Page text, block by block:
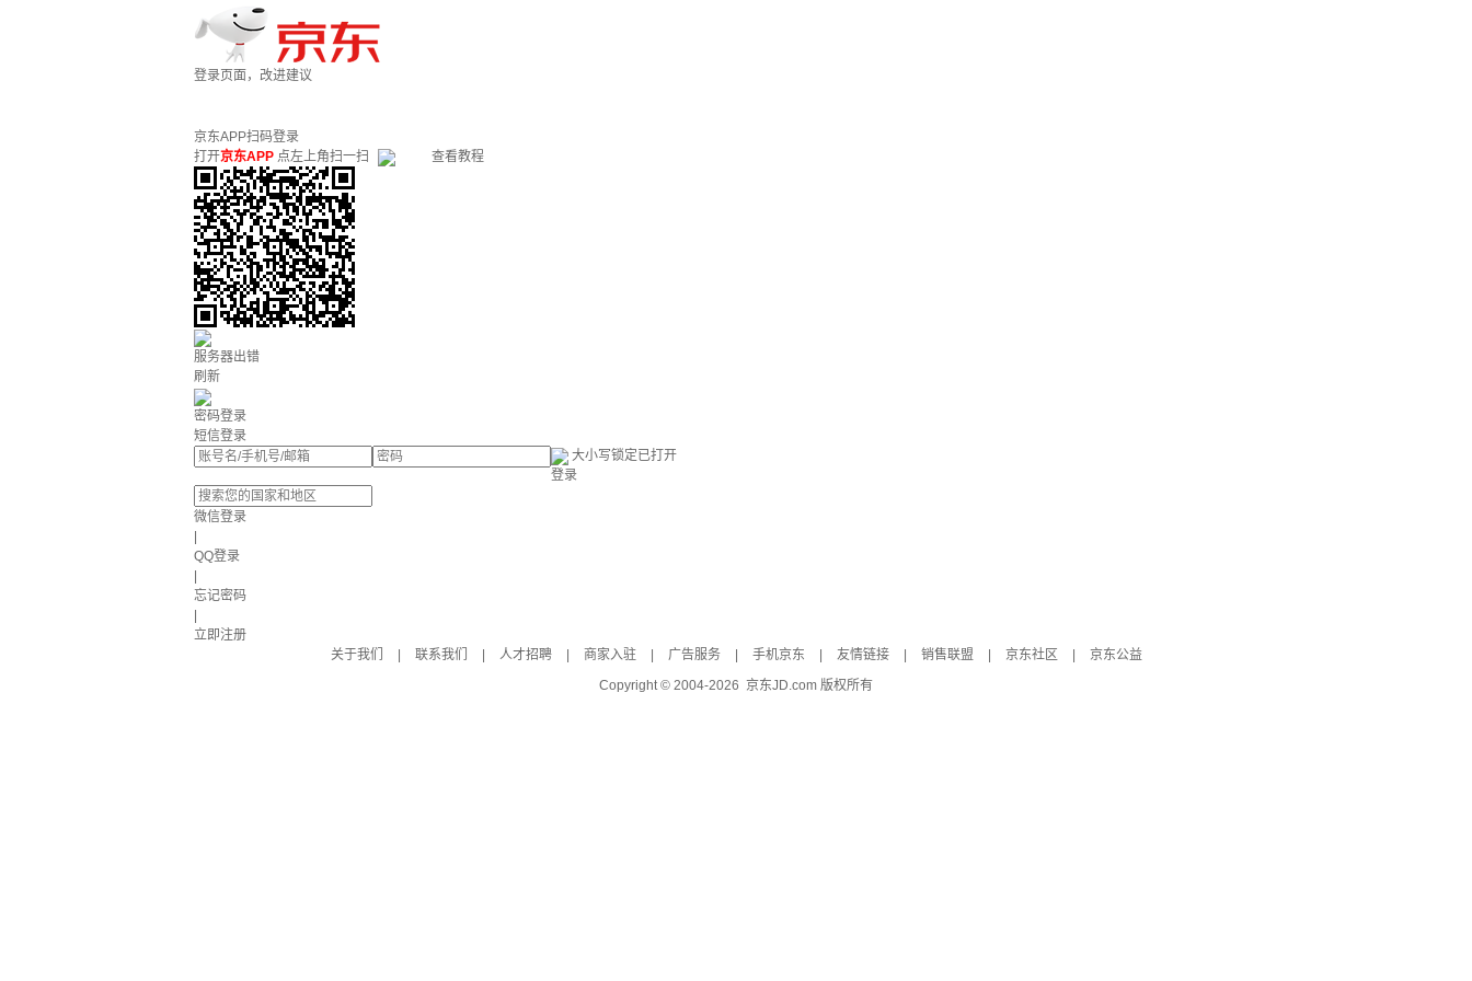
登录页面，改进建议
京东APP扫码登录
打开京东APP 点左上角扫一扫 查看教程
服务器出错
刷新
密码登录
短信登录
大小写锁定已打开
登录
微信登录
QQ登录
忘记密码
立即注册
关于我们
联系我们 人才招聘 商家入驻 广告服务 手机京东 友情链接 销售联盟 京东社区
京东公益
Copyright © 2004-2026 京东JD.com 版权所有